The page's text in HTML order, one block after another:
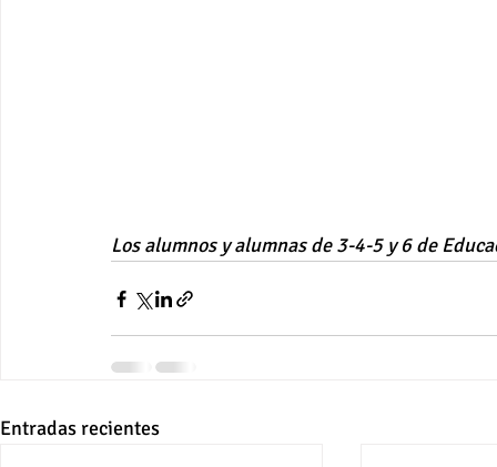
Los alumnos y alumnas de 3-4-5 y 6 de
Entradas recientes